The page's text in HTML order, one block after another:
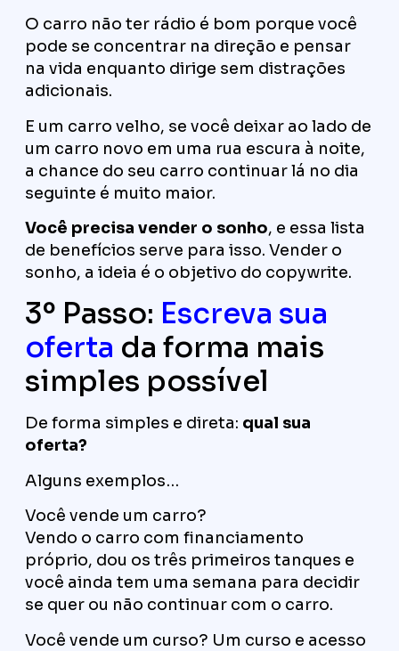
O carro não ter rádio é bom porque você
pode se concentrar na direção e pensar
na vida enquanto dirige sem distrações
adicionais.
E um carro velho, se você deixar ao lado de
um carro novo em uma rua escura à noite,
a chance do seu carro continuar lá no dia
seguinte é muito maior.
Você precisa vender o sonho, e essa lista
de benefícios serve para isso. Vender o
sonho, a ideia é o objetivo do copywrite.
3º Passo: Escreva sua
oferta da forma mais
simples possível
De forma simples e direta: qual sua
oferta?
Alguns exemplos…
Você vende um carro?
Vendo o carro com financiamento
próprio, dou os três primeiros tanques e
você ainda tem uma semana para decidir
se quer ou não continuar com o carro.
Você vende um curso? Um curso e acesso